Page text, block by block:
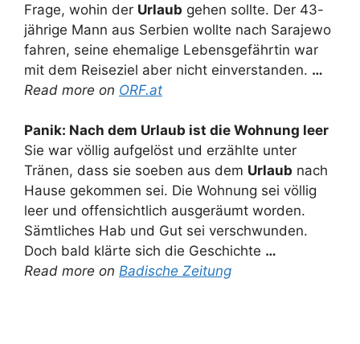
Frage, wohin der Urlaub gehen sollte. Der 43-
jährige Mann aus Serbien wollte nach Sarajewo
fahren, seine ehemalige Lebensgefährtin war
mit dem Reiseziel aber nicht einverstanden. …
Read more on ORF.at
Panik: Nach dem Urlaub ist die Wohnung leer
Sie war völlig aufgelöst und erzählte unter
Tränen, dass sie soeben aus dem Urlaub nach
Hause gekommen sei. Die Wohnung sei völlig
leer und offensichtlich ausgeräumt worden.
Sämtliches Hab und Gut sei verschwunden.
Doch bald klärte sich die Geschichte …
Read more on Badische Zeitung